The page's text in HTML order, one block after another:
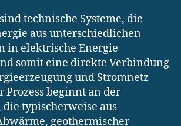
technische Systeme, die
aus unterschiedlichen
in elektrische Energie
somit eine direkte Verbindung
und Stromnetz
Prozess beginnt an der
typischerweise aus
geothermischer